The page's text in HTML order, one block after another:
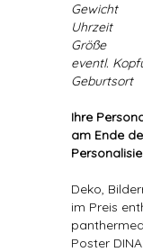
Gewicht
Uhrzeit
Größe
eventl.
Geburtsort
Ihre
am Ende
Deko,
im Preis
Poster